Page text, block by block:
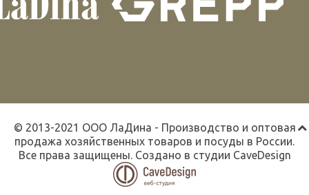
© 2013-2021 ООО ЛаДина - Производство и оптовая
продажа хозяйственных товаров и посуды в России.
Все права защищены. Создано в студии CaveDesign